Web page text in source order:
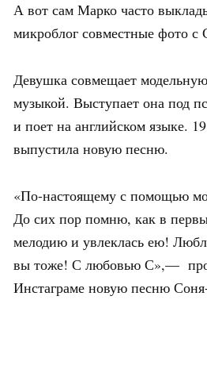
А вот сам Марко часто
микроблог совместные фото с
Девушка совмещает
музыкой. Выступает она под
и поет на английском языке.
выпустила новую песню.
«По-настоящему с помощью
До сих пор помню, как в
мелодию и увлеклась ею!
вы тоже! С любовью С»,—
Инстаграме новую песню